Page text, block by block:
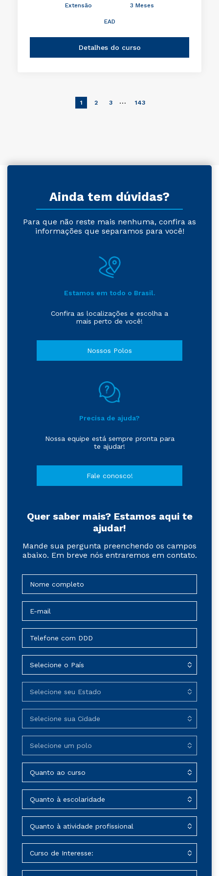
Extensão 3 Meses
EAD
Detalhes do curso
1 2 3 … 143
Ainda tem dúvidas?
Para que não reste mais nenhuma, confira as
informações que separamos para você!
Estamos em todo o Brasil.
Confira as localizações e escolha a
mais perto de você!
Nossos Polos
Precisa de ajuda?
Nossa equipe está sempre pronta para
te ajudar!
Fale conosco!
Quer saber mais? Estamos aqui te
ajudar!
Mande sua pergunta preenchendo os campos
abaixo. Em breve nós entraremos em contato.